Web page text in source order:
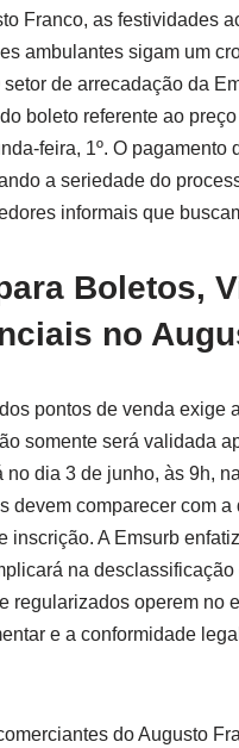
Franco, as festividades
ambulantes sigam um
de arrecadação da
boleto referente ao
feira, 1º. O
a seriedade do
informais que
Boletos,
no
pontos de venda exige
somente será validada
no dia 3 de junho, às 9h,
devem comparecer com
inscrição. A Emsurb
na
regularizados operem no
e a conformidade
do Augusto